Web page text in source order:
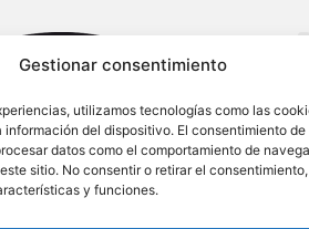
Gestionar consentimiento
utilizamos tecnologías como las
del dispositivo. El consentimiento de
datos como el comportamiento de
sitio. No consentir o retirar el
y funciones.